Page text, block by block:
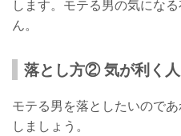
します。モテる男の気にな
ん。
落とし方② 気が利く
モテる男を落としたいので
しましょう。